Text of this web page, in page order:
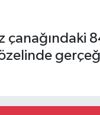
çanağındaki